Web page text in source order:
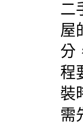
二
屋
分
程
裝
需